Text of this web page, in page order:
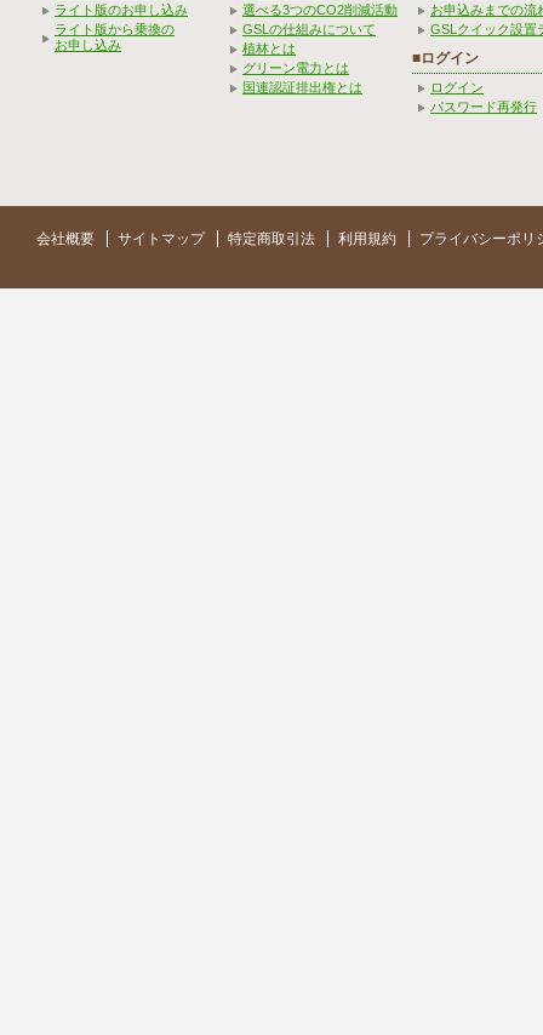
ライト版のお申し込み
ライト版から乗換の
お申し込み
選べる3つのCO2削減活動
GSLの仕組みについて
植林とは
グリーン電力とは
国連認証排出権とは
お申込みまでの流
GSLクイック設置
■ログイン
ログイン
パスワード再発行
会社概要 サイトマップ 特定商取引法 利用規約 プライバシーポリ